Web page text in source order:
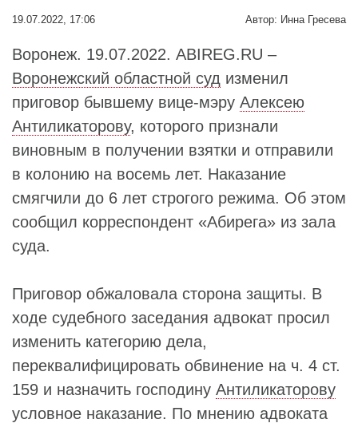
19.07.2022, 17:06 Автор: Инна Гресева
Воронеж. 19.07.2022. ABIREG.RU –
Воронежский областной суд изменил
приговор бывшему вице-мэру Алексею
Антиликаторову, которого признали
виновным в получении взятки и отправили
в колонию на восемь лет. Наказание
смягчили до 6 лет строгого режима. Об этом
сообщил корреспондент «Абирега» из зала
суда.
Приговор обжаловала сторона защиты. В
ходе судебного заседания адвокат просил
изменить категорию дела,
переквалифицировать обвинение на ч. 4 ст.
159 и назначить господину Антиликаторову
условное наказание. По мнению адвоката